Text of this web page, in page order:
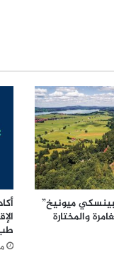
ميونيخ”
والمختارة